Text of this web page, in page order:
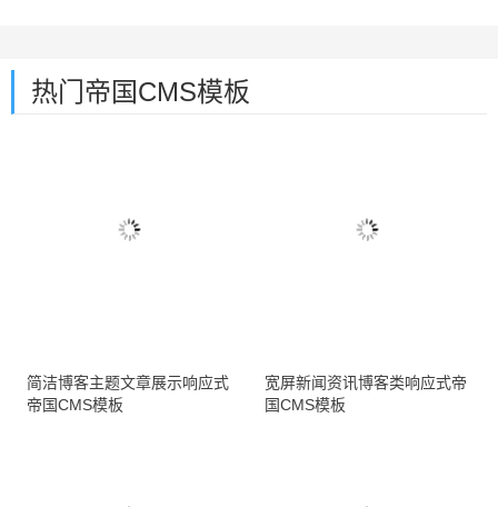
热门帝国CMS模板
简洁博客主题文章展示响应式
帝国CMS模板
宽屏新闻资讯博客类响应式帝
国CMS模板